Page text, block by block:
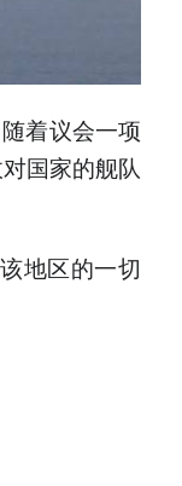
着议会一项
国家的舰队
地区的一切